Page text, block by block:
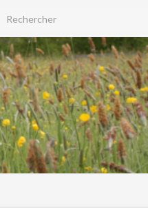
Search for: